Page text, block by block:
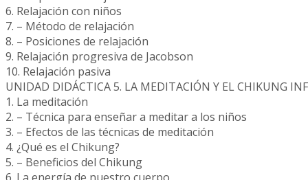
6. Relajación con niños
7. – Método de relajación
8. – Posiciones de relajación
9. Relajación progresiva de Jacobson
10. Relajación pasiva
UNIDAD DIDÁCTICA 5. LA MEDITACIÓN Y EL CHIKUNG
1. La meditación
2. – Técnica para enseñar a meditar a los niños
3. – Efectos de las técnicas de meditación
4. ¿Qué es el Chikung?
5. – Beneficios del Chikung